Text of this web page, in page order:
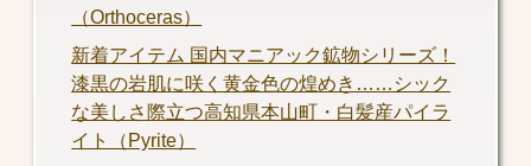
（Orthoceras）
新着アイテム 国内マニアック鉱物シリーズ！
漆黒の岩肌に咲く黄金色の煌めき……シック
な美しさ際立つ高知県本山町・白髪産パイラ
イト（Pyrite）